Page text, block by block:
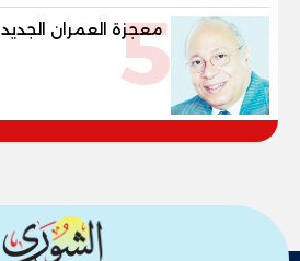
5
معجزة العمران الجديد